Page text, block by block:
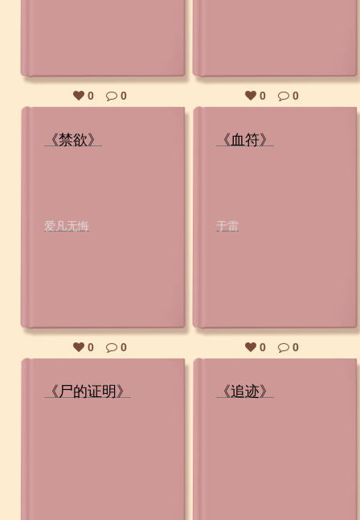
0 0 0 0
《禁欲》
爱凡无悔
0 0
《血符》
于雷
0 0
《尸的证明》 《追迹》